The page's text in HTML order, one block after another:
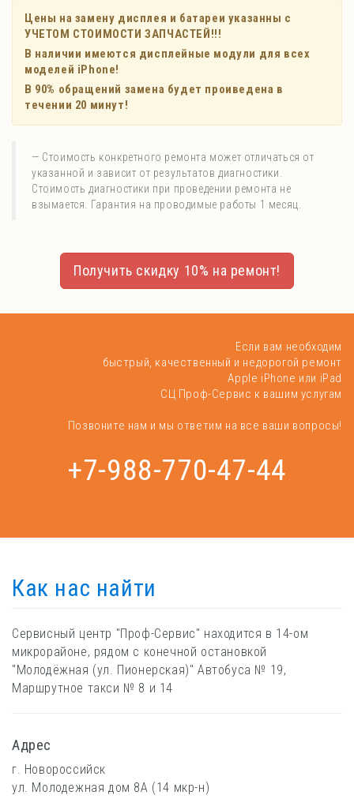
Цены на замену дисплея и батареи указанны с
УЧЕТОМ СТОИМОСТИ ЗАПЧАСТЕЙ!!!
В наличии имеются дисплейные модули для всех
моделей iPhone!
В 90% обращений замена будет проиведена в
течении 20 минут!
Стоимость конкретного ремонта может отличаться от
указанной и зависит от результатов диагностики.
Стоимость диагностики при проведении ремонта не
взымается. Гарантия на проводимые работы 1 месяц.
Получить скидку 10% на ремонт!
Если вам необходим
быстрый, качественный и недорогой ремонт
Apple iPhone или iPad
СЦ Проф-Сервис к вашим услугам
Позвоните нам и мы ответим на все ваши вопросы!
+7-988-770-47-44
Как нас найти
Сервисный центр "Проф-Сервис" находится в 14-ом
микрорайоне, рядом с конечной остановкой
"Молодёжная (ул. Пионерская)" Автобуса № 19,
Маршрутное такси № 8 и 14
Адрес
г. Новороссийск
ул. Молодежная дом 8А (14 мкр-н)